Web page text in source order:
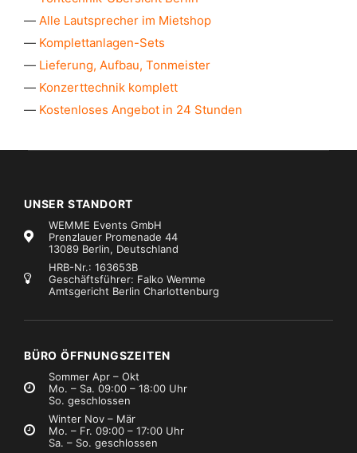
Alle Lautsprecher im Mietshop
Komplettanlagen-Sets
Lieferung, Aufbau, Tonmeister
Konzerttechnik komplett
Kostenloses Angebot in 24 Stunden
UNSER STANDORT
WEMME Events GmbH
Prenzlauer Promenade 44
13089 Berlin, Deutschland
HRB-Nr.: 163653B
Geschäftsführer: Falko Wemme
Amtsgericht Berlin Charlottenburg
BÜRO ÖFFNUNGSZEITEN
Sommer Apr – Okt
Mo. – Sa. 09:00 – 18:00 Uhr
So. geschlossen
Winter Nov – Mär
Mo. – Fr. 09:00 – 17:00 Uhr
Sa. – So. geschlossen